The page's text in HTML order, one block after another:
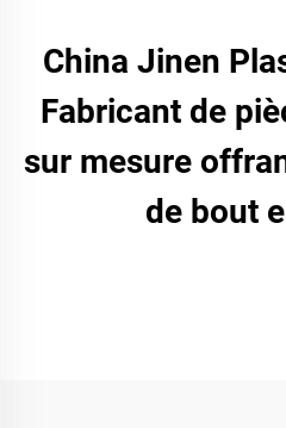
China Jinen
Fabricant de
sur mesure
de bout